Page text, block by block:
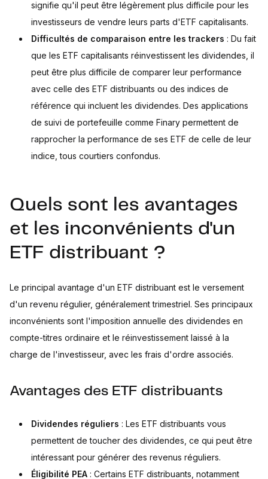
signifie qu'il peut être légèrement plus difficile pour les
investisseurs de vendre leurs parts d'ETF capitalisants.
Difficultés de comparaison entre les trackers : Du fait
que les ETF capitalisants réinvestissent les dividendes, il
peut être plus difficile de comparer leur performance
avec celle des ETF distribuants ou des indices de
référence qui incluent les dividendes. Des applications
de suivi de portefeuille comme Finary permettent de
rapprocher la performance de ses ETF de celle de leur
indice, tous courtiers confondus.
Quels sont les avantages
et les inconvénients d'un
ETF distribuant ?
Le principal avantage d'un ETF distribuant est le versement
d'un revenu régulier, généralement trimestriel. Ses principaux
inconvénients sont l'imposition annuelle des dividendes en
compte-titres ordinaire et le réinvestissement laissé à la
charge de l'investisseur, avec les frais d'ordre associés.
Avantages des ETF distribuants
Dividendes réguliers : Les ETF distribuants vous
permettent de toucher des dividendes, ce qui peut être
intéressant pour générer des revenus réguliers.
Éligibilité PEA : Certains ETF distribuants, notamment